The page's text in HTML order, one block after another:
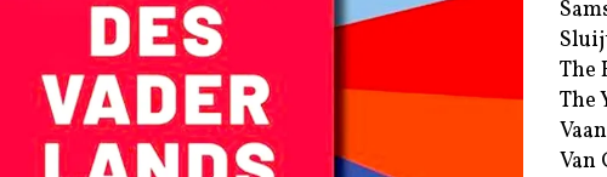
The
The
Van